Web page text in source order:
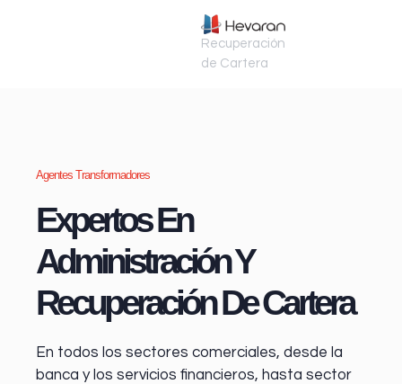
Recuperación
de Cartera
Agentes Transformadores
Expertos En
Administración Y
Recuperación De Cartera
En todos los sectores comerciales, desde la
banca y los servicios financieros, hasta sector